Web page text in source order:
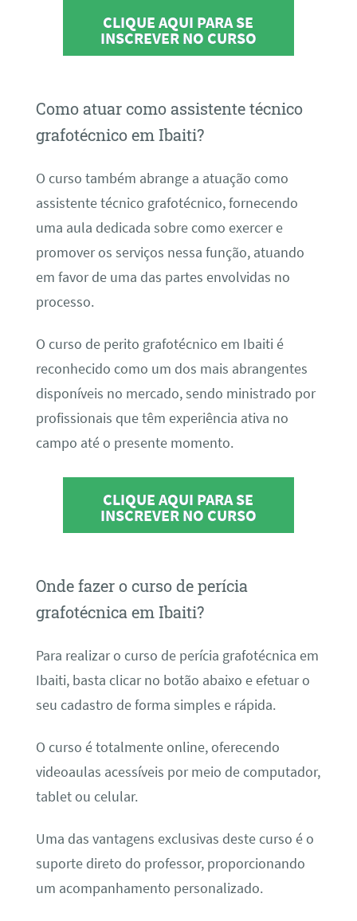
CLIQUE AQUI PARA SE
INSCREVER NO CURSO
Como atuar como assistente técnico
grafotécnico em Ibaiti?
O curso também abrange a atuação como
assistente técnico grafotécnico, fornecendo
uma aula dedicada sobre como exercer e
promover os serviços nessa função, atuando
em favor de uma das partes envolvidas no
processo.
O curso de perito grafotécnico em Ibaiti é
reconhecido como um dos mais abrangentes
disponíveis no mercado, sendo ministrado por
profissionais que têm experiência ativa no
campo até o presente momento.
CLIQUE AQUI PARA SE
INSCREVER NO CURSO
Onde fazer o curso de perícia
grafotécnica em Ibaiti?
Para realizar o curso de perícia grafotécnica em
Ibaiti, basta clicar no botão abaixo e efetuar o
seu cadastro de forma simples e rápida.
O curso é totalmente online, oferecendo
videoaulas acessíveis por meio de computador,
tablet ou celular.
Uma das vantagens exclusivas deste curso é o
suporte direto do professor, proporcionando
um acompanhamento personalizado.